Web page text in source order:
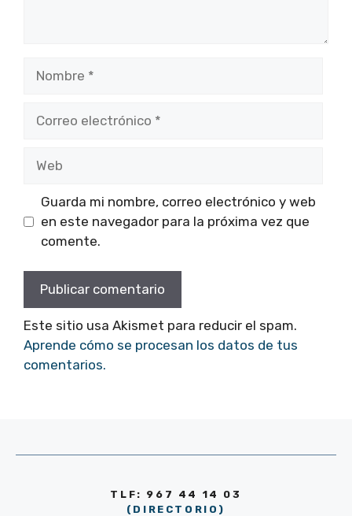
electrónico
Guarda mi nombre, correo electrónico y web
en este navegador para la próxima vez que
comente.
Este sitio usa Akismet para reducir el spam.
Aprende cómo se procesan los datos de tus
comentarios.
TLF: 967 44 14 03
(DIRECTORIO)